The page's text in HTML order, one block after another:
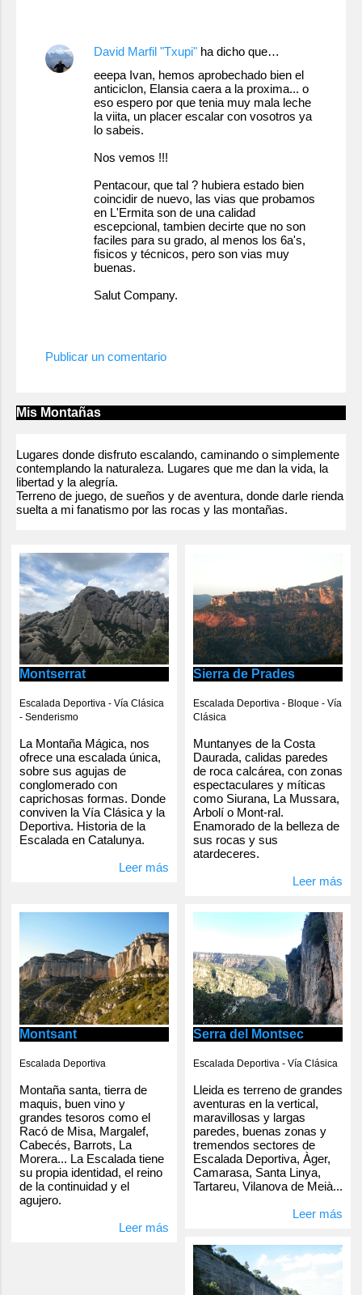
David Marfil "Txupi" ha dicho que…
eeepa Ivan, hemos aprobechado bien el
anticiclon, Elansia caera a la proxima... o
eso espero por que tenia muy mala leche
la viita, un placer escalar con vosotros ya
lo sabeis.
Nos vemos !!!
Pentacour, que tal ? hubiera estado bien
coincidir de nuevo, las vias que probamos
en L'Ermita son de una calidad
escepcional, tambien decirte que no son
faciles para su grado, al menos los 6a's,
fisicos y técnicos, pero son vias muy
buenas.
Salut Company.
Publicar un comentario
Mis Montañas
Lugares donde disfruto escalando, caminando o simplemente
contemplando la naturaleza. Lugares que me dan la vida, la
libertad y la alegría.
Terreno de juego, de sueños y de aventura, donde darle rienda
suelta a mi fanatismo por las rocas y las montañas.
Montserrat
Escalada Deportiva - Vía Clásica
- Senderismo
La Montaña Mágica, nos
ofrece una escalada única,
sobre sus agujas de
conglomerado con
caprichosas formas. Donde
conviven la Vía Clásica y la
Deportiva. Historia de la
Escalada en Catalunya.
Leer más
Sierra de Prades
Escalada Deportiva - Bloque - Vía
Clásica
Muntanyes de la Costa
Daurada, calidas paredes
de roca calcárea, con zonas
espectaculares y míticas
como Siurana, La Mussara,
Arbolí o Mont-ral.
Enamorado de la belleza de
sus rocas y sus
atardeceres.
Leer más
Montsant
Escalada Deportiva
Montaña santa, tierra de
maquis, buen vino y
grandes tesoros como el
Racó de Misa, Margalef,
Cabecés, Barrots, La
Morera... La Escalada tiene
su propia identidad, el reino
de la continuidad y el
agujero.
Leer más
Serra del Montsec
Escalada Deportiva - Vía Clásica
Lleida es terreno de grandes
aventuras en la vertical,
maravillosas y largas
paredes, buenas zonas y
tremendos sectores de
Escalada Deportiva, Àger,
Camarasa, Santa Linya,
Tartareu, Vilanova de Meià...
Leer más